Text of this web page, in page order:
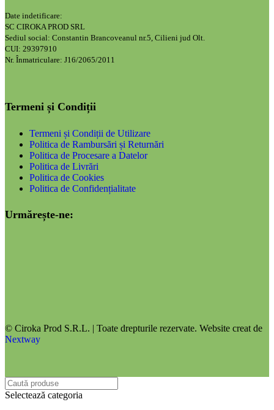
Date indetificare:
SC CIROKA PROD SRL
Sediul social: Constantin Brancoveanul nr.5, Cilieni jud Olt.
CUI: 29397910
Nr. Înmatriculare: J16/2065/2011
Termeni și Condiții
Termeni și Condiții de Utilizare
Politica de Rambursări și Returnări
Politica de Procesare a Datelor
Politica de Livrări
Politica de Cookies
Politica de Confidențialitate
Urmărește-ne:
© Ciroka Prod S.R.L. | Toate drepturile rezervate. Website creat de
Nextway
Selectează categoria